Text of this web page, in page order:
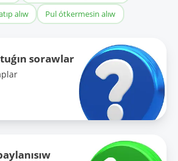
alıw
Pul ótkermesin alıw
sorawlar